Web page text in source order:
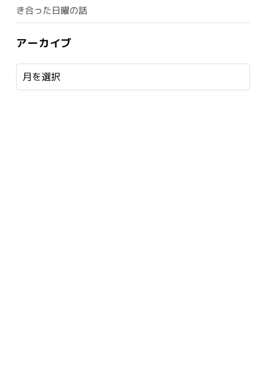
き合った日曜の話
アーカイブ